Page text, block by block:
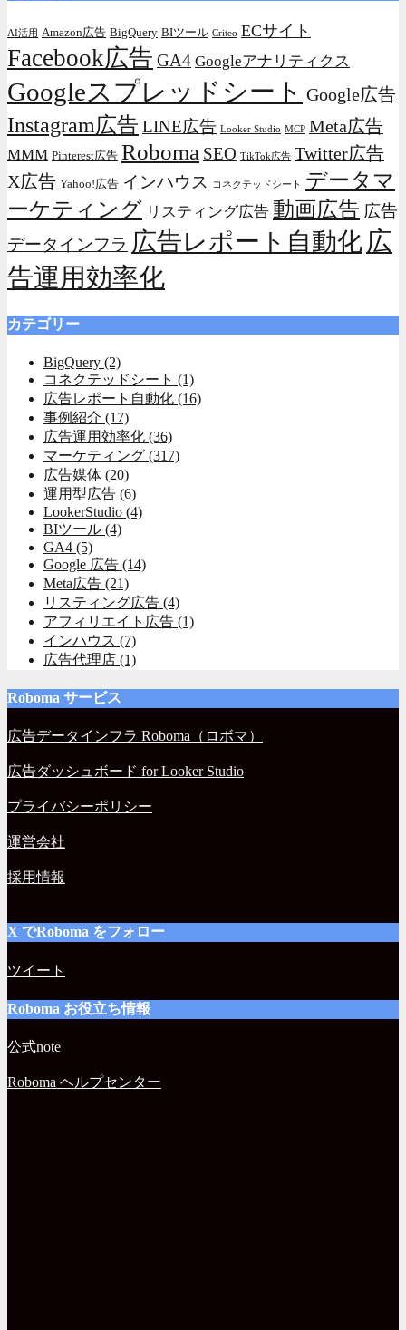
AI活用 Amazon広告 BigQuery BIツール Criteo ECサイト
Facebook広告 GA4 Googleアナリティクス
Googleスプレッドシート Google広告
Instagram広告 LINE広告 Looker Studio MCP Meta広告
MMM Pinterest広告 Roboma SEO TikTok広告 Twitter広告
X広告 Yahoo!広告 インハウス コネクテッドシート
データマ
ーケティング リスティング広告 動画広告 広告
データインフラ 広告レポート自動化 広
告運用効率化
カテゴリー
BigQuery (2)
コネクテッドシート (1)
広告レポート自動化 (16)
事例紹介 (17)
広告運用効率化 (36)
マーケティング (317)
広告媒体 (20)
運用型広告 (6)
LookerStudio (4)
BIツール (4)
GA4 (5)
Google 広告 (14)
Meta広告 (21)
リスティング広告 (4)
アフィリエイト広告 (1)
インハウス (7)
広告代理店 (1)
Roboma サービス
広告データインフラ Roboma（ロボマ）
広告ダッシュボード for Looker Studio
プライバシーポリシー
運営会社
採用情報
X でRoboma をフォロー
ツイート
Roboma お役立ち情報
公式note
Roboma ヘルプセンター